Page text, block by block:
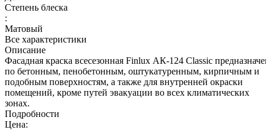
Степень блеска
:
Матовый
Все характеристики
Описание
Фасадная краска всесезонная Finlux АК-124 Classic
по бетонным, пенобетонным, оштукатуренным, кирпичным и
подобным поверхностям, а также для внутренней окраски
помещений, кроме путей эвакуации во всех климатических
зонах.
Подробности
Цена: